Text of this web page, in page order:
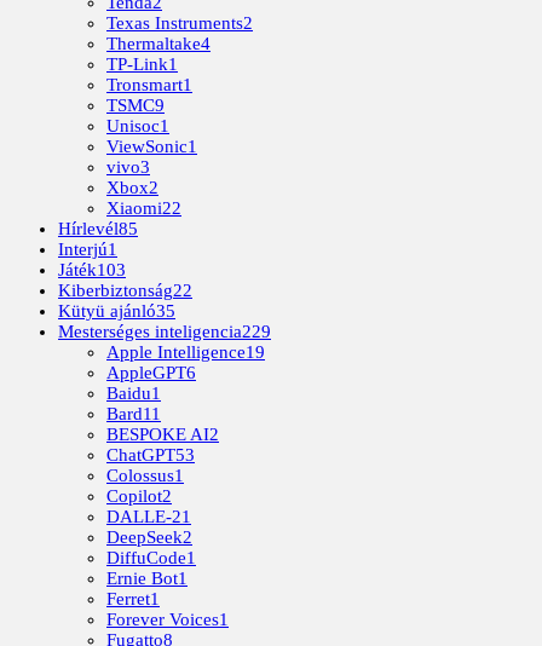
Texas Instruments2
Thermaltake4
TP-Link1
Tronsmart1
TSMC9
Unisoc1
ViewSonic1
vivo3
Xbox2
Xiaomi22
Hírlevél85
Interjú1
Játék103
Kiberbiztonság22
Kütyü ajánló35
Mesterséges inteligencia229
Apple Intelligence19
AppleGPT6
Baidu1
Bard11
BESPOKE AI2
ChatGPT53
Colossus1
Copilot2
DALLE-21
DeepSeek2
DiffuCode1
Ernie Bot1
Ferret1
Forever Voices1
Fugatto8